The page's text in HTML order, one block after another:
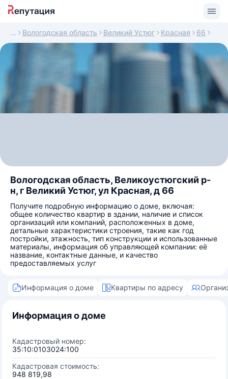
Вологодская область Великий Устюг Красная 66
Вологодская область, Великоустюгский р-
н, г Великий Устюг, ул Красная, д 66
Получите подробную информацию о доме, включая:
общее количество квартир в здании, наличие и список
организаций или компаний, расположенных в доме,
детальные характеристики строения, такие как год
постройки, этажность, тип конструкции и использованные
материалы, информация об управляющей компании: её
название, контактные данные, и качество
предоставляемых услуг
Информация о доме Квартиры по адресу
Информация о доме
Кадастровый номер:
35:10:0103024:100
Кадастровая стоимость:
948 819,98